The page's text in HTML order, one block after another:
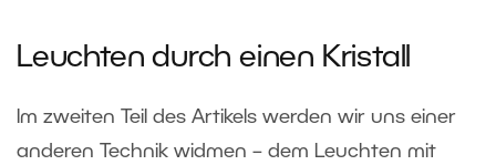
Leuchten durch einen Kristall
Im zweiten Teil des Artikels werden wir uns einer
anderen Technik widmen – dem Leuchten mit